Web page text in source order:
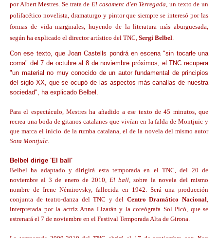
por Albert Mestres. Se trata deEl casament d'en Terregada, un texto de un
polifacético novelista, dramaturgo y pintor que siempre se interesó por las
formas de vida marginales, huyendo de la literatura más aburguesada,
según ha explicado el director artístico del TNC, Sergi Belbel.
Con ese texto, que Joan Castells pondrá en escena "sin tocarle una
coma" del 7 de octubre al 8 de noviembre próximos, el TNC recupera
"un material no muy conocido de un autor fundamental de principios
del siglo XX, que se ocupó de las aspectos más canallas de nuestra
sociedad", ha explicado Belbel.
Para el espectáculo, Mestres ha añadido a ese texto de 45 minutos, que
recrea una boda de gitanos catalanes que vivían en la falda de Montjuïc y
que marca el inicio de la rumba catalana, el de la novela del mismo autor
Sota Montjuïc.
Belbel dirige 'El ball'
Belbel ha adaptado y dirigirá esta temporada en el TNC, del 20 de
noviembre al 3 de enero de 2010,El ball, sobre la novela del mismo
nombre de Irene Némirovsky, fallecida en 1942. Será una producción
conjunta de teatro-danza del TNC y del Centro Dramático Nacional,
interpretada por la actriz Anna Lizarán y la coreógrafa Sol Picó, que se
estrenará el 7 de noviembre en el Festival Temporada Alta de Girona.